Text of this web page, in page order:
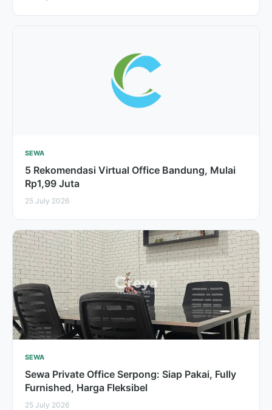
SEWA
5 Rekomendasi Virtual Office Bandung, Mulai
Rp1,99 Juta
25 July 2026
SEWA
Sewa Private Office Serpong: Siap Pakai, Fully
Furnished, Harga Fleksibel
25 July 2026